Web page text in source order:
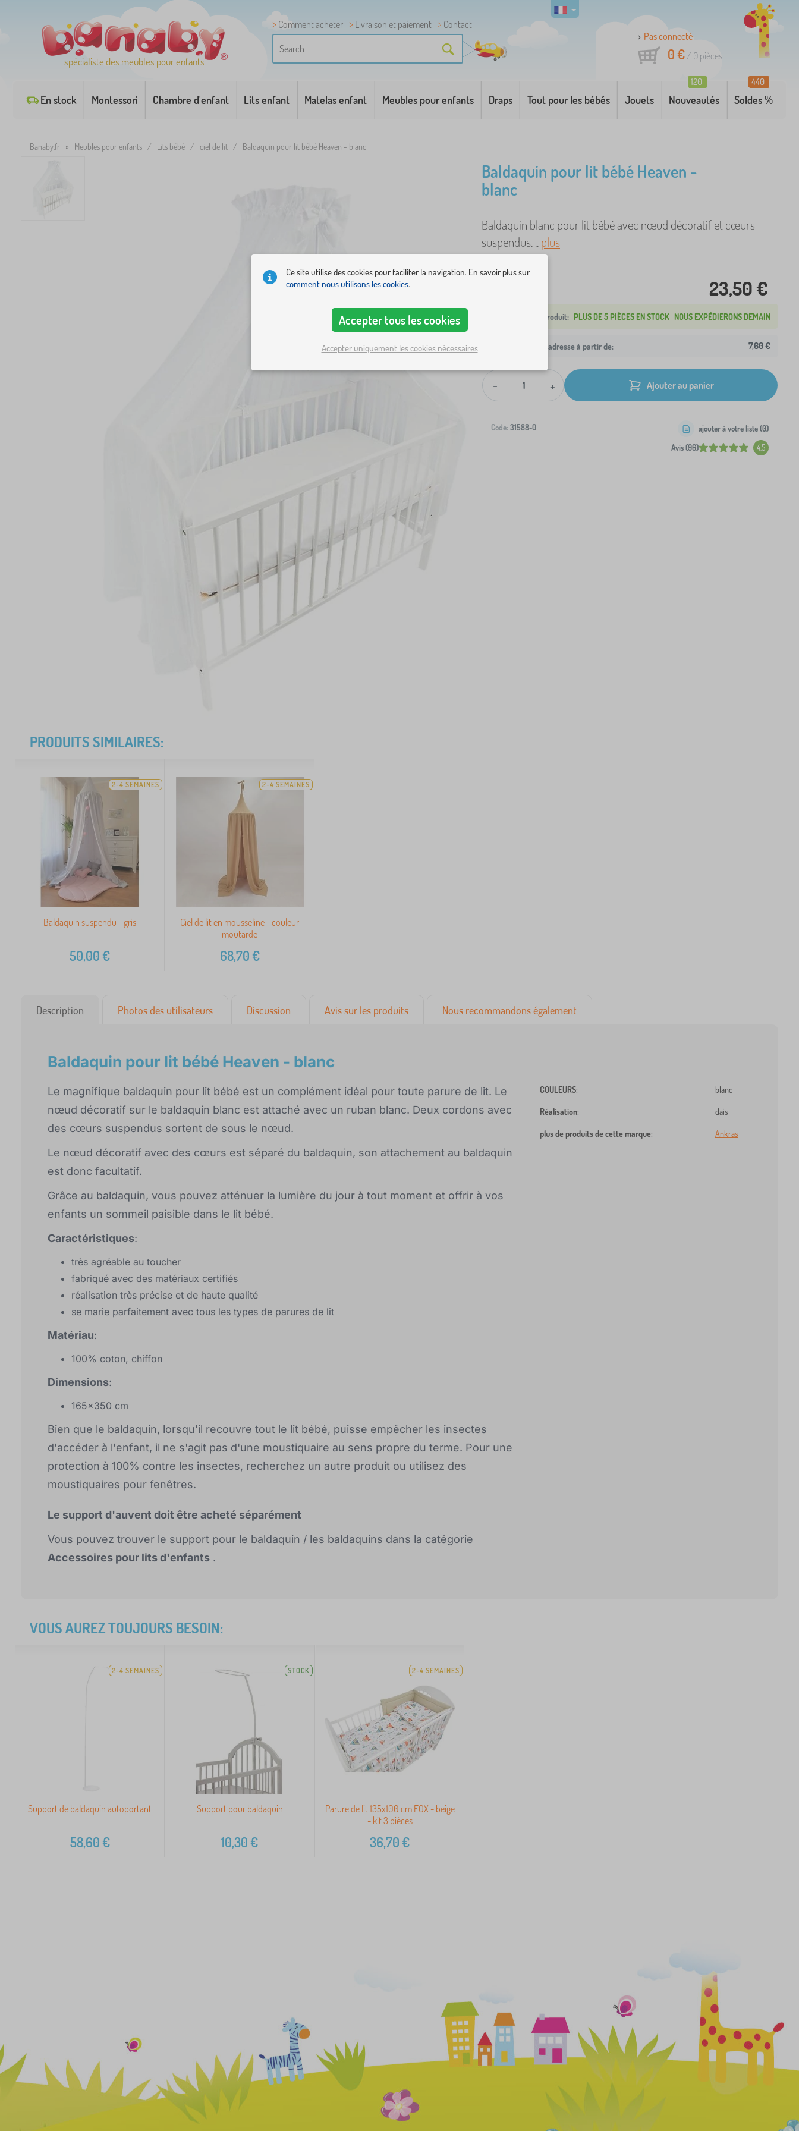
spécialiste des meubles pour enfants
Comment acheter Livraison et paiement
Contact
Pas connecté
0 €/ 0 pièces
En stock Montessori Chambre d'enfant Lits enfant Matelas enfant Meubles pour enfants Draps Tout pour les bébés Jouets Nouveautés
120
Soldes %
440
Banaby.fr » Meubles pour enfants / Lits bébé / ciel de lit / Baldaquin pour lit bébé Heaven - blanc
Baldaquin pour lit bébé Heaven -
blanc
Baldaquin blanc pour lit bébé avec nœud décoratif et cœurs
suspendus. ..plus
23,50 €
PLUS DE 5 PIÈCES EN STOCK NOUS EXPÉDIERONS DEMAIN
Livraison à votre adresse à partir de: 7,60 €
- + Ajouter au panier
Code: 31588-0
Avis (96) 4.5
ajouter à votre liste (0)
PRODUITS SIMILAIRES:
2-4 SEMAINES
Baldaquin suspendu - gris
50,00€
2-4 SEMAINES
Ciel de lit en mousseline - couleur
moutarde
68,70€
Description Photos des utilisateurs Discussion Avis sur les produits Nous recommandons également
Baldaquin pour lit bébé Heaven - blanc
Le magnifique baldaquin pour lit bébé est un complément idéal pour toute parure de lit. Le
nœud décoratif sur le baldaquin blanc est attaché avec un ruban blanc. Deux cordons avec
des cœurs suspendus sortent de sous le nœud.
Le nœud décoratif avec des cœurs est séparé du baldaquin, son attachement au baldaquin
est donc facultatif.
Grâce au baldaquin, vous pouvez atténuer la lumière du jour à tout moment et offrir à vos
enfants un sommeil paisible dans le lit bébé.
Caractéristiques:
très agréable au toucher
fabriqué avec des matériaux certifiés
réalisation très précise et de haute qualité
se marie parfaitement avec tous les types de parures de lit
Matériau:
100% coton, chiffon
Dimensions:
165x350 cm
Bien que le baldaquin, lorsqu'il recouvre tout le lit bébé, puisse empêcher les insectes
d'accéder à l'enfant, il ne s'agit pas d'une moustiquaire au sens propre du terme. Pour une
protection à 100% contre les insectes, recherchez un autre produit ou utilisez des
moustiquaires pour fenêtres.
Le support d'auvent doit être acheté séparément
Vous pouvez trouver le support pour le baldaquin / les baldaquins dans la catégorie
Accessoires pour lits d'enfants .
COULEURS: blanc
Réalisation: dais
plus de produits de cette marque: Ankras
VOUS AUREZ TOUJOURS BESOIN:
2-4 SEMAINES
Support de baldaquin autoportant
58,60€
STOCK
Support pour baldaquin
10,30€
2-4 SEMAINES
Parure de lit 135x100 cm FOX - beige
- kit 3 pièces
36,70€
Ce site utilise des cookies pour faciliter la navigation. En savoir plus sur
comment nous utilisons les cookies.
Accepter tous les cookies
Accepter uniquement les cookies nécessaires